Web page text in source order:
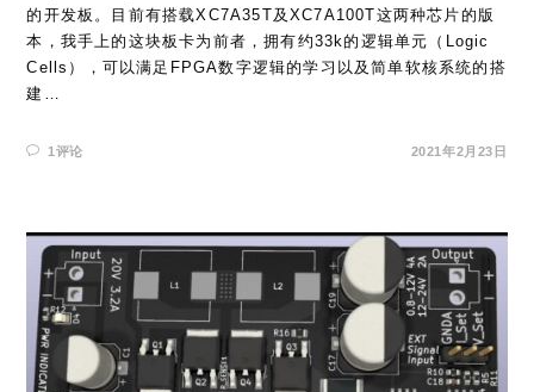
的开发板。目前有搭载XC7A35T及XC7A100T这两种芯片的版
本，我手上的这块板卡为前者，拥有约33k的逻辑单元（Logic
Cells），可以满足FPGA数字逻辑的学习以及简单软核系统的搭
建…
1评论 2021年2月23日